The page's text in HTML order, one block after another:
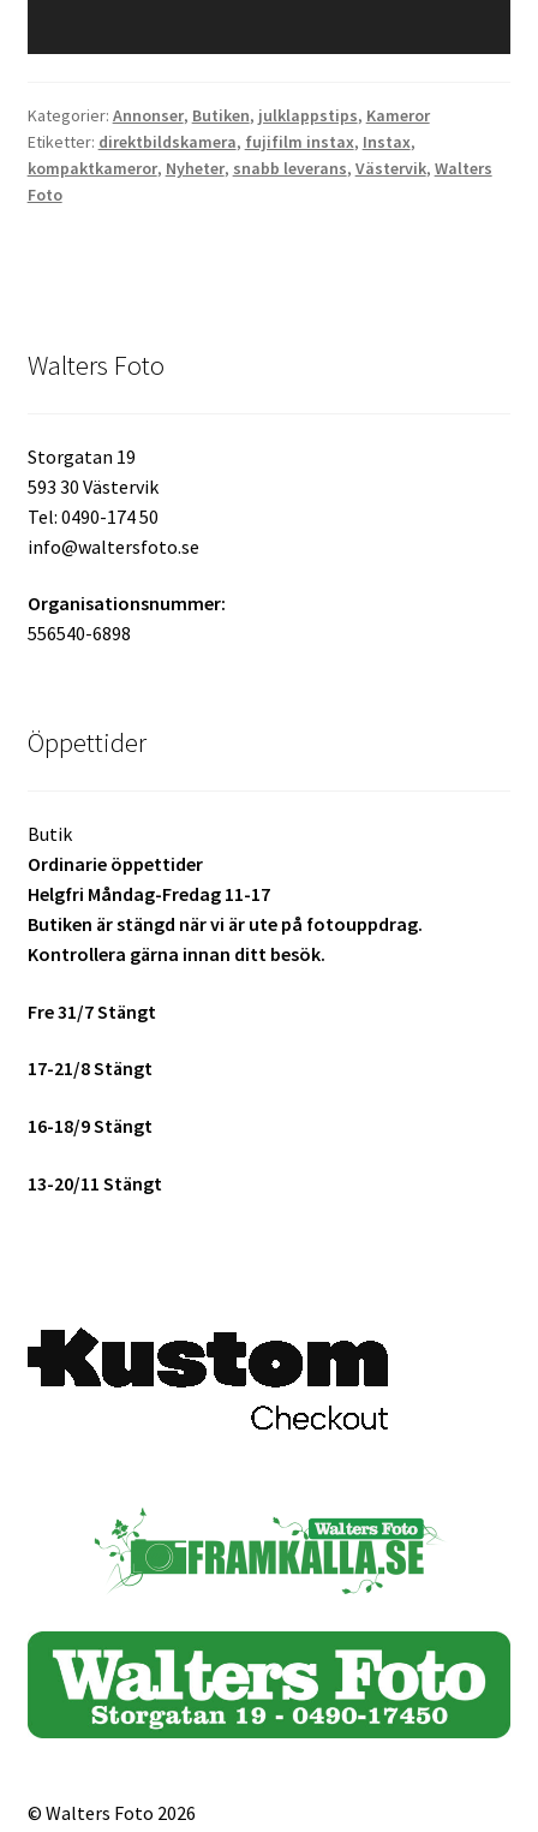
Kategorier: Annonser, Butiken, julklappstips, Kameror
Etiketter: direktbildskamera, fujifilm instax, Instax,
kompaktkameror, Nyheter, snabb leverans, Västervik, Walters
Foto
Walters Foto
Storgatan 19
593 30 Västervik
Tel: 0490-174 50
info@waltersfoto.se
Organisationsnummer:
556540-6898
Öppettider
Butik
Ordinarie öppettider
Helgfri Måndag-Fredag 11-17
Butiken är stängd när vi är ute på fotouppdrag.
Kontrollera gärna innan ditt besök.
Fre 31/7 Stängt
17-21/8 Stängt
16-18/9 Stängt
13-20/11 Stängt
© Walters Foto 2026